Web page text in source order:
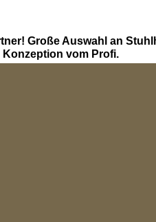
Große Auswahl an
vom Profi.